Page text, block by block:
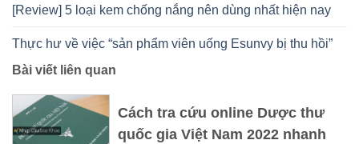
[Review] 5 loại kem chống nắng nên dùng nhất hiện nay
Thực hư về việc “sản phẩm viên uống Esunvy bị thu hồi”
Bài viết liên quan
Cách tra cứu online Dược thư
quốc gia Việt Nam 2022 nhanh